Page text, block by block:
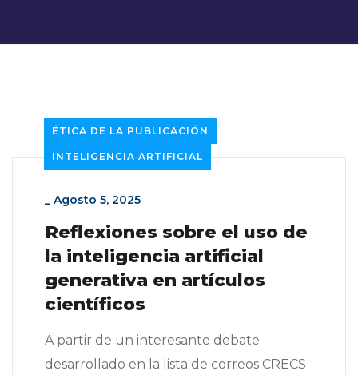
ÉTICA DE LA PUBLICACIÓN
INTELIGENCIA ARTIFICIAL
_ Agosto 5, 2025
Reflexiones sobre el uso de
la inteligencia artificial
generativa en artículos
científicos
A partir de un interesante debate
desarrollado en la lista de correos CRECS